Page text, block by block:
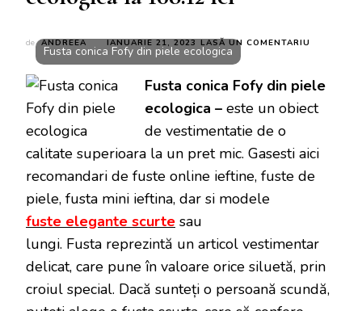
de ANDREEA IANUARIE 21, 2023 LASĂ UN COMENTARIU
FOFY
PIELE
108.12
LEI
Fusta conica Fofy din piele ecologica
Fusta conica Fofy din piele
ecologica – este un obiect
de vestimentatie de o
calitate superioara la un pret mic. Gasesti aici
recomandari de fuste online ieftine, fuste de
piele, fusta mini ieftina, dar si modele
fuste elegante scurte sau
lungi. Fusta reprezintă un articol vestimentar
delicat, care pune în valoare orice siluetă, prin
croiul special. Dacă sunteți o persoană scundă,